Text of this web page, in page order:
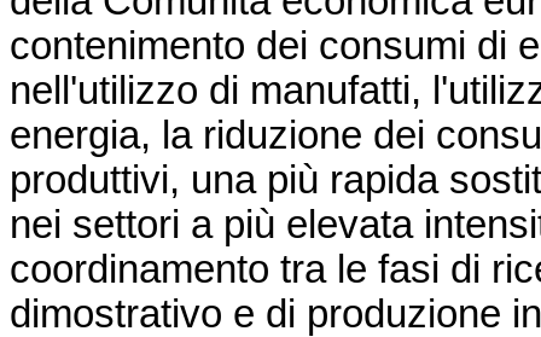
contenimento dei consumi di
nell'utilizzo di manufatti,
energia, la riduzione dei
produttivi, una più rapida
nei settori a più elevata
coordinamento tra le fasi di
dimostrativo e di produzione